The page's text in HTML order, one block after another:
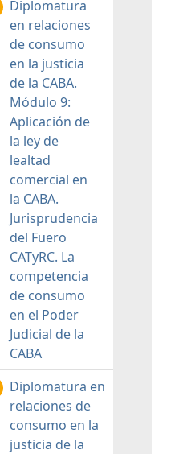
Diplomatura
en relaciones
de consumo
en la justicia
de la CABA.
Módulo 9:
Aplicación de
la ley de
lealtad
comercial en
la CABA.
Jurisprudencia
del Fuero
CATyRC. La
competencia
de consumo
en el Poder
Judicial de la
CABA
Diplomatura en
relaciones de
consumo en la
justicia de la